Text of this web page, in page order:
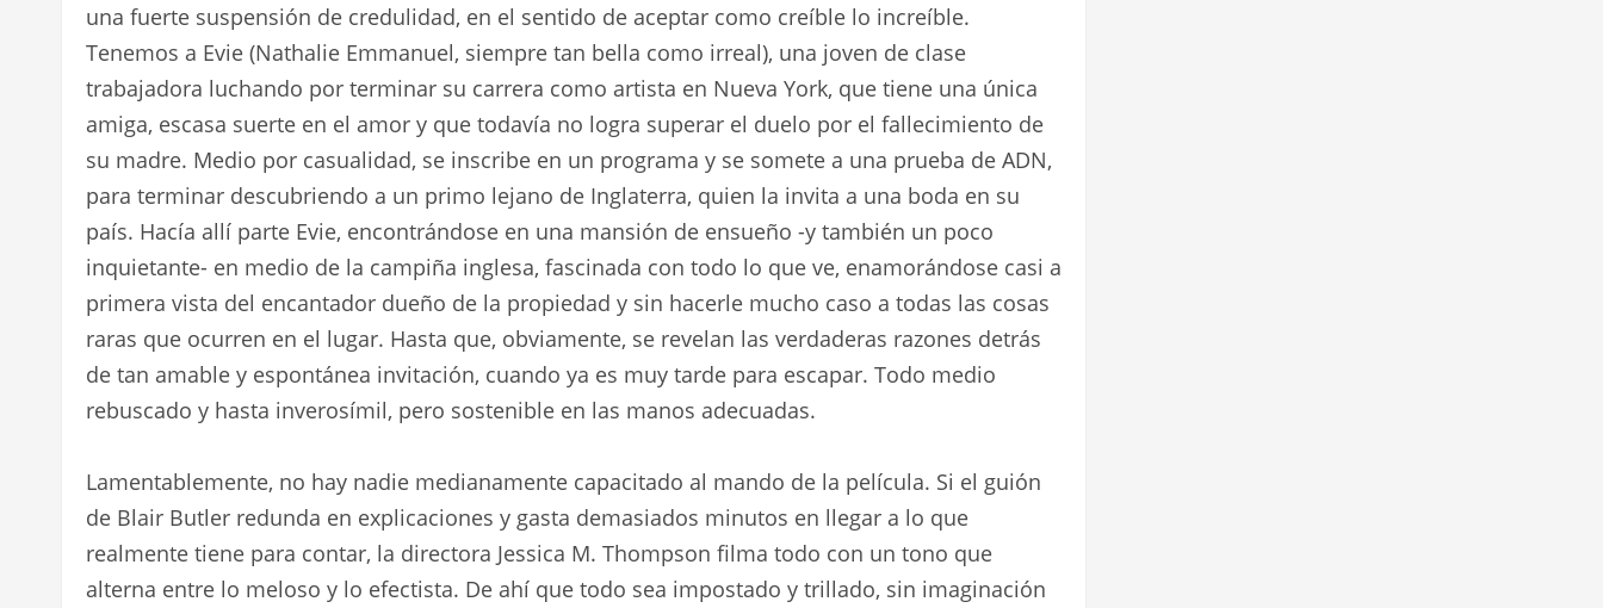
una fuerte suspensión de credulidad, en el sentido de aceptar como creíble lo increíble.
Tenemos a Evie (Nathalie Emmanuel, siempre tan bella como irreal), una joven de clase
trabajadora luchando por terminar su carrera como artista en Nueva York, que tiene una única
amiga, escasa suerte en el amor y que todavía no logra superar el duelo por el fallecimiento de
su madre. Medio por casualidad, se inscribe en un programa y se somete a una prueba de ADN,
para terminar descubriendo a un primo lejano de Inglaterra, quien la invita a una boda en su
país. Hacía allí parte Evie, encontrándose en una mansión de ensueño -y también un poco
inquietante- en medio de la campiña inglesa, fascinada con todo lo que ve, enamorándose casi a
primera vista del encantador dueño de la propiedad y sin hacerle mucho caso a todas las cosas
raras que ocurren en el lugar. Hasta que, obviamente, se revelan las verdaderas razones detrás
de tan amable y espontánea invitación, cuando ya es muy tarde para escapar. Todo medio
rebuscado y hasta inverosímil, pero sostenible en las manos adecuadas.
Lamentablemente, no hay nadie medianamente capacitado al mando de la película. Si el guión
de Blair Butler redunda en explicaciones y gasta demasiados minutos en llegar a lo que
realmente tiene para contar, la directora Jessica M. Thompson filma todo con un tono que
alterna entre lo meloso y lo efectista. De ahí que todo sea impostado y trillado, sin imaginación